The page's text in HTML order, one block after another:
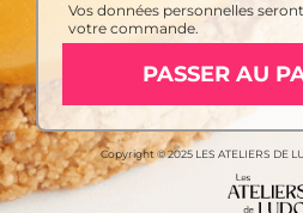
Vos données personnelles
votre commande.
PASSER AU
Copyright © 2025 LES ATELIERS DE